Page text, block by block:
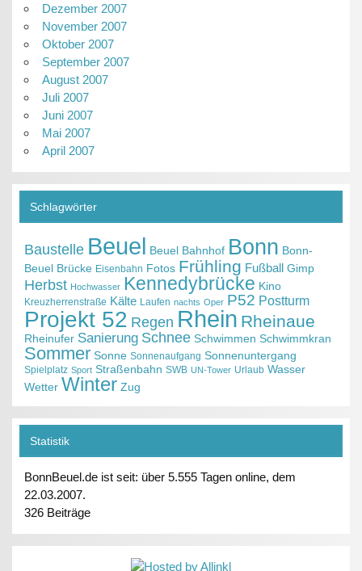
Dezember 2007
November 2007
Oktober 2007
September 2007
August 2007
Juli 2007
Juni 2007
Mai 2007
April 2007
Schlagwörter
Baustelle Beuel Beuel Bahnhof Bonn Bonn-
Beuel Brücke Eisenbahn Fotos Frühling Fußball Gimp
Herbst Hochwasser Kennedybrücke Kino
Kreuzherrenstraße Kälte Laufen nachts Oper P52 Postturm
Projekt 52 Regen Rhein Rheinaue
Rheinufer Sanierung Schnee Schwimmen Schwimmkran
Sommer Sonne Sonnenaufgang Sonnenuntergang
Spielplatz Sport Straßenbahn SWB UN-Tower Urlaub Wasser
Wetter Winter Zug
Statistik
BonnBeuel.de ist seit: über 5.555 Tagen online, dem
22.03.2007.
326 Beiträge